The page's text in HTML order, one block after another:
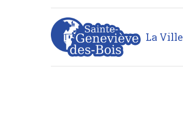
La Ville
Page d'accueil>Décoration